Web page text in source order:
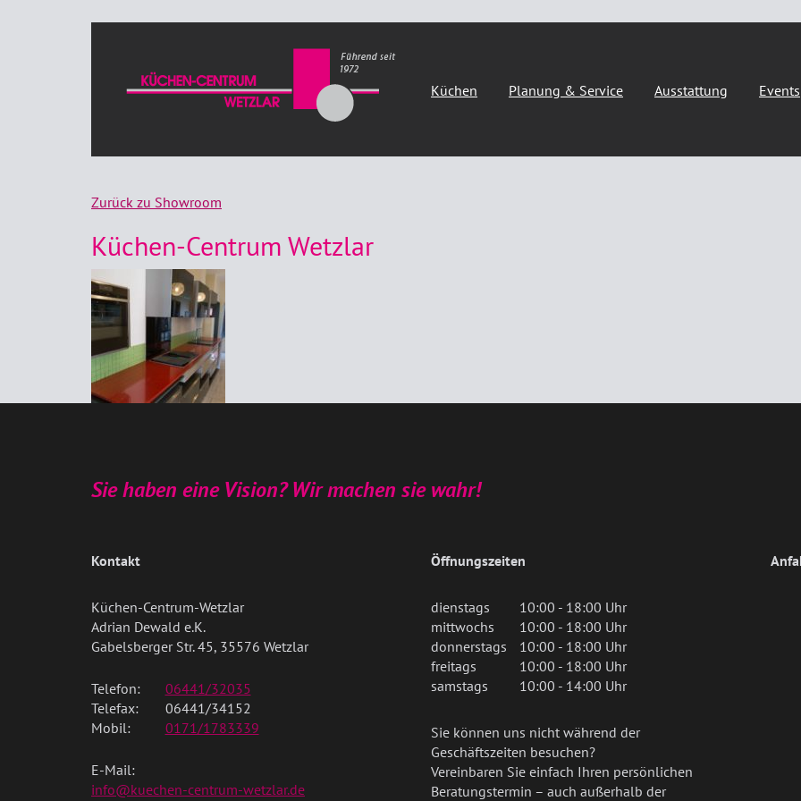
Küchen Planung & Service Ausstattung Events
Zurück zu Showroom
Küchen-Centrum Wetzlar
Sie haben eine Vision? Wir machen sie wahr!
Kontakt
Küchen-Centrum-Wetzlar
Adrian Dewald e.K.
Gabelsberger Str. 45, 35576 Wetzlar
Telefon:
06441/32035
Telefax:
06441/34152
Mobil:
0171/1783339
E-Mail:
info@kuechen-centrum-wetzlar.de
Öffnungszeiten
dienstags
10:00 - 18:00 Uhr
mittwochs
10:00 - 18:00 Uhr
donnerstags
10:00 - 18:00 Uhr
freitags
10:00 - 18:00 Uhr
samstags
10:00 - 14:00 Uhr
Sie können uns nicht während der
Geschäftszeiten besuchen?
Vereinbaren Sie einfach Ihren persönlichen
Beratungstermin – auch außerhalb der